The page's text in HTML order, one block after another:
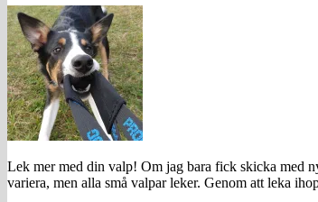
Lek mer med din valp! Om jag bara fick skicka med
variera, men alla små valpar leker. Genom att leka